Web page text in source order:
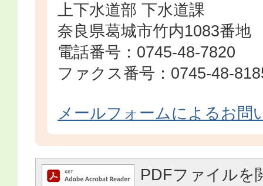
上下水道部 下水道課
奈良県葛城市竹内1083番地
電話番号：0745-48-7820
ファクス番号：0745-48-
メールフォームによるお問
PDFファイルを